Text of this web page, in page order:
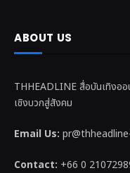
ABOUT US
THHEADLINE สื่อบันเทิงอ
เชิงบวกสู่สังคม
Email Us:
Contact: +66 0